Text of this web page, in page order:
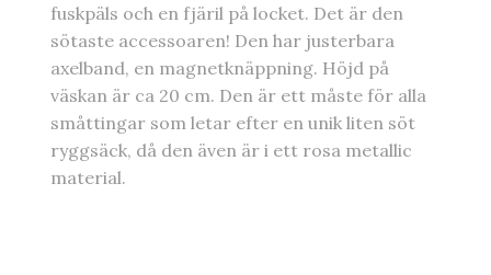
fuskpäls och en fjäril på locket. Det är den
sötaste accessoaren! Den har justerbara
axelband, en magnetknäppning. Höjd på
väskan är ca 20 cm. Den är ett måste för alla
småttingar som letar efter en unik liten söt
ryggsäck, då den även är i ett rosa metallic
material.